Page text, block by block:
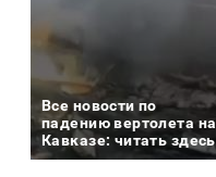
Все новости по
падению вертолета на
Кавказе: читать здесь